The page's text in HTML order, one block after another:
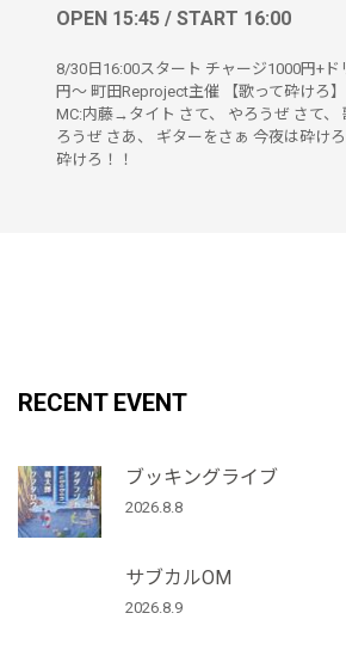
OPEN 15:45 / START 16:00
8/30日16:00スタート チャージ1000円+
円〜 町田Reproject主催 【歌って砕けろ
MC:内藤→タイト さて、 やろうぜ さて、
ろうぜ さあ、 ギターをさぁ 今夜は砕け
砕けろ！！
RECENT EVENT
ブッキングライブ
2026.8.8
サブカルOM
2026.8.9